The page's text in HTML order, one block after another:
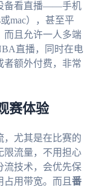
备看直播——手机
mac），甚至平
而且允许一人多端
直播，同时在电
者额外付费，非常
赛体验
，尤其是在比赛的
限流量，不用担心
流技术，会优先保
用带宽。而且 番